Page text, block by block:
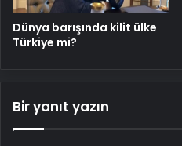
Dünya barışında kilit ülke
Türkiye mi?
Bir yanıt yazın